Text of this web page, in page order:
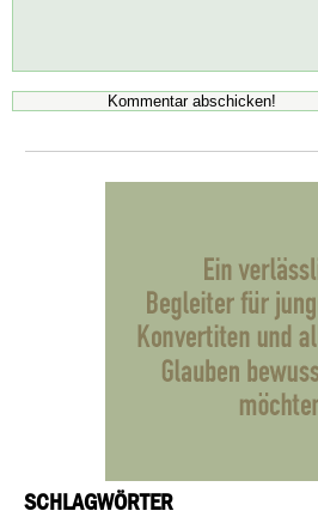
SCHLAGWÖRTER